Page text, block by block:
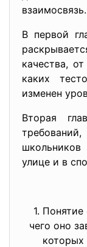
взаимосвязь.
В первой
качества,
каких
изменен
Вторая
улице и в
1.
чего оно
которых